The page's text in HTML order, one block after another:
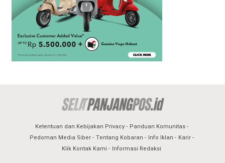
Ketentuan dan Kebijakan Privacy
Panduan Komunitas
Pedoman Media Siber
Tentang Kobaran Info Iklan
Karir
Klik Kontak Kami
Informasi Redaksi